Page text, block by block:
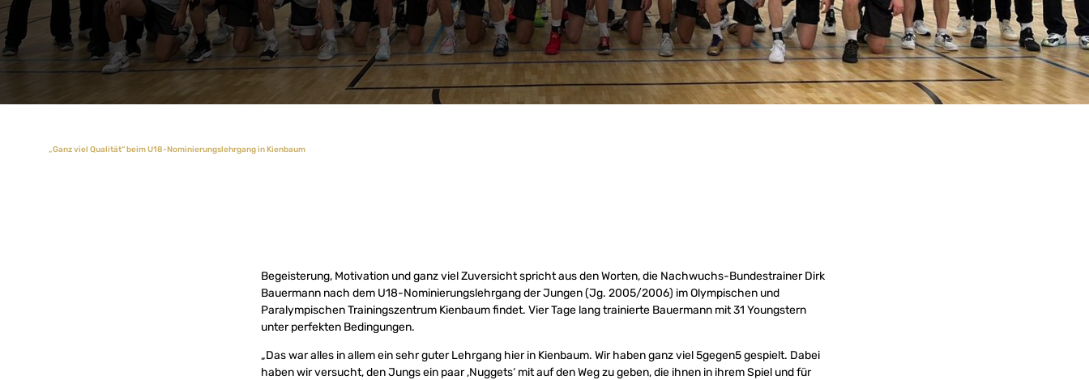
„Ganz viel Qualität“ beim U18-Nominierungslehrgang in Kienbaum
Begeisterung, Motivation und ganz viel Zuversicht spricht aus den Worten, die Nachwuchs-Bundestrainer Dirk
Bauermann nach dem U18-Nominierungslehrgang der Jungen (Jg. 2005/2006) im Olympischen und
Paralympischen Trainingszentrum Kienbaum findet. Vier Tage lang trainierte Bauermann mit 31 Youngstern
unter perfekten Bedingungen.
„Das war alles in allem ein sehr guter Lehrgang hier in Kienbaum. Wir haben ganz viel 5gegen5 gespielt. Dabei
haben wir versucht, den Jungs ein paar ‚Nuggets‘ mit auf den Weg zu geben, die ihnen in ihrem Spiel und für